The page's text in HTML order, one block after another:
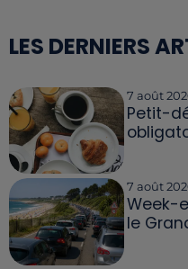
LES DERNIERS
7 août
Petit-
7 août
Week-
le